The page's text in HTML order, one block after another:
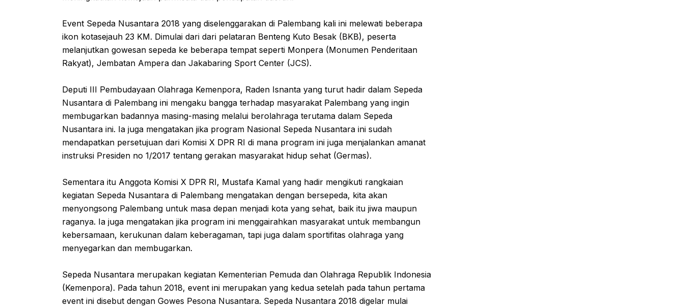
Event Sepeda Nusantara 2018 yang diselenggarakan di Palembang kali ini melewati beberapa
ikon kotasejauh 23 KM. Dimulai dari dari pelataran Benteng Kuto Besak (BKB), peserta
melanjutkan gowesan sepeda ke beberapa tempat seperti Monpera (Monumen Penderitaan
Rakyat), Jembatan Ampera dan Jakabaring Sport Center (JCS).
Deputi III Pembudayaan Olahraga Kemenpora, Raden Isnanta yang turut hadir dalam Sepeda
Nusantara di Palembang ini mengaku bangga terhadap masyarakat Palembang yang ingin
membugarkan badannya masing-masing melalui berolahraga terutama dalam Sepeda
Nusantara ini. Ia juga mengatakan jika program Nasional Sepeda Nusantara ini sudah
mendapatkan persetujuan dari Komisi X DPR RI di mana program ini juga menjalankan amanat
instruksi Presiden no 1/2017 tentang gerakan masyarakat hidup sehat (Germas).
Sementara itu Anggota Komisi X DPR RI, Mustafa Kamal yang hadir mengikuti rangkaian
kegiatan Sepeda Nusantara di Palembang mengatakan dengan bersepeda, kita akan
menyongsong Palembang untuk masa depan menjadi kota yang sehat, baik itu jiwa maupun
raganya. Ia juga mengatakan jika program ini menggairahkan masyarakat untuk membangun
kebersamaan, kerukunan dalam keberagaman, tapi juga dalam sportifitas olahraga yang
menyegarkan dan membugarkan.
Sepeda Nusantara merupakan kegiatan Kementerian Pemuda dan Olahraga Republik Indonesia
(Kemenpora). Pada tahun 2018, event ini merupakan yang kedua setelah pada tahun pertama
event ini disebut dengan Gowes Pesona Nusantara. Sepeda Nusantara 2018 digelar mulai